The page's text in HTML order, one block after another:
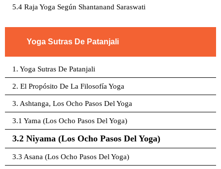
5.4 Raja Yoga Según Shantanand Saraswati
Yoga Sutras De Patanjali
1. Yoga Sutras De Patanjali
2. El Propósito De La Filosofía Yoga
3. Ashtanga, Los Ocho Pasos Del Yoga
3.1 Yama (Los Ocho Pasos Del Yoga)
3.2 Niyama (Los Ocho Pasos Del Yoga)
3.3 Asana (Los Ocho Pasos Del Yoga)